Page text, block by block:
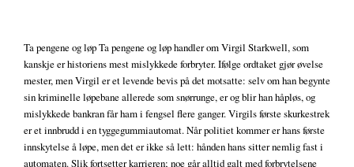
Ta pengene og løp Ta pengene og løp handler om Virgil Starkwell, som
kanskje er historiens mest mislykkede forbryter. Ifølge ordtaket gjør øvelse
mester, men Virgil er et levende bevis på det motsatte: selv om han begynte
sin kriminelle løpebane allerede som snørrunge, er og blir han håpløs, og
mislykkede bankran får ham i fengsel flere ganger. Virgils første skurkestrek
er et innbrudd i en tyggegummiautomat. Når politiet kommer er hans første
innskytelse å løpe, men det er ikke så lett: hånden hans sitter nemlig fast i
automaten. Slik fortsetter karrieren; noe går alltid galt med forbrytelsene